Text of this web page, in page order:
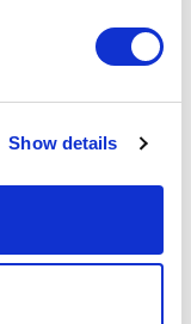
Show details
y fiabilidad
de Rimadesio